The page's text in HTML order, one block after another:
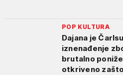
POP KULTURA
Dajana je
iznenađenje
brutalno
otkriveno